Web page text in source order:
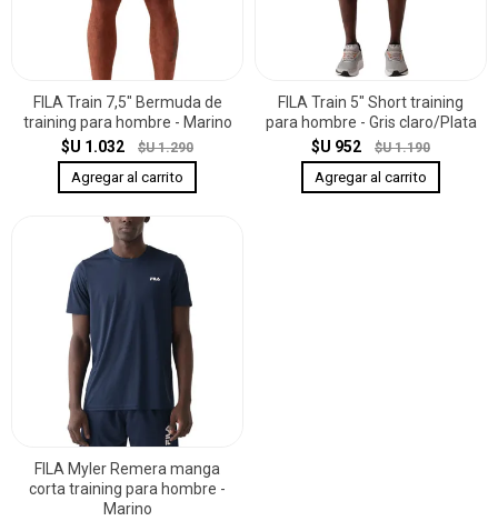
FILA Train 7,5" Bermuda de
training para hombre - Marino
$U 1.032
$U 1.290
FILA Train 5" Short training
para hombre - Gris claro/Plata
$U 952
$U 1.190
FILA Myler Remera manga
corta training para hombre -
Marino